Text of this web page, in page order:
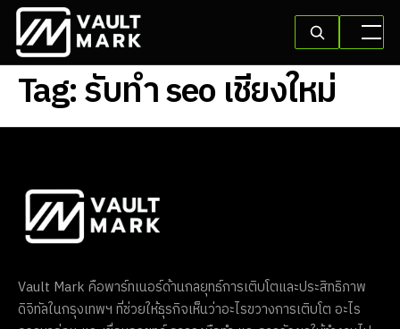
Tag:รับทำ seo เชียงใหม่
Vault Mark คือพาร์ทเนอร์ด้านกลยุทธ์การเติบโตและประสิทธิภาพ
ดิจิทัลในกรุงเทพฯ ที่ช่วยให้ธุรกิจเห็นว่าอะไรขวางการเติบโต อะไร